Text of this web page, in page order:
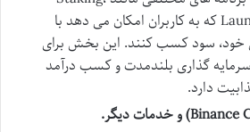
Savings و Launchpool که به کاربران امکان می دهد با
خود، سود کسب کنند. این بخش برای
سرمایه گذاری بلندمدت و کسب درآمد
دارد.